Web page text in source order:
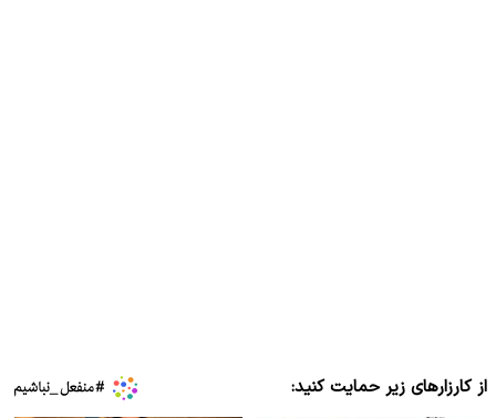
از کارزارهای زیر حمایت کنید: